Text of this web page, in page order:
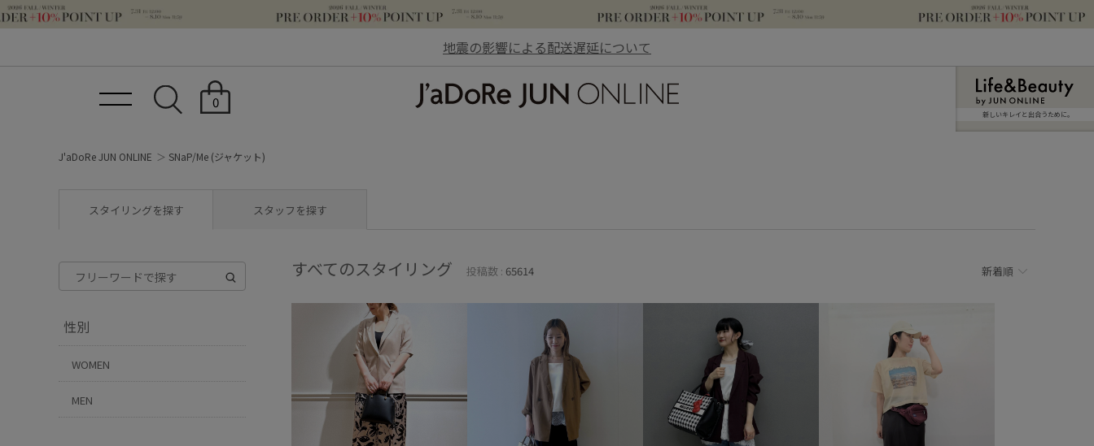
地震の影響による配送遅延について
0
新しいキレイと出合うために。
J'aDoRe JUN ONLINE SNaP/Me (ジャケット)
スタイリングを探す スタッフを探す
性別
WOMEN
MEN
すべてのスタイリング 投稿数 : 65614 新着順